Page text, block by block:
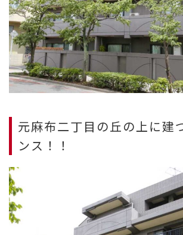
元麻布二丁目の丘の上に建
ンス！！